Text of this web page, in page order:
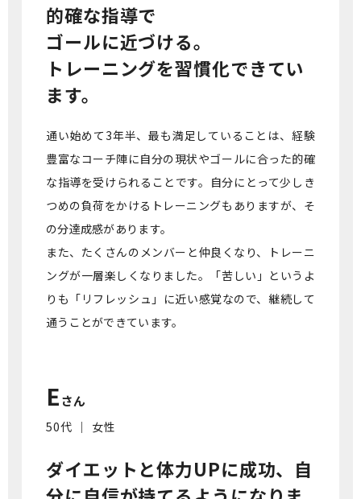
的確な指導で
ゴールに近づける。
トレーニングを習慣化できてい
ます。
通い始めて3年半、最も満足していることは、経験
豊富なコーチ陣に自分の現状やゴールに合った的確
な指導を受けられることです。自分にとって少しき
つめの負荷をかけるトレーニングもありますが、そ
の分達成感があります。
また、たくさんのメンバーと仲良くなり、トレーニ
ングが一層楽しくなりました。「苦しい」というよ
りも「リフレッシュ」に近い感覚なので、継続して
通うことができています。
Eさん
50代 ｜ 女性
ダイエットと体力UPに成功、 自